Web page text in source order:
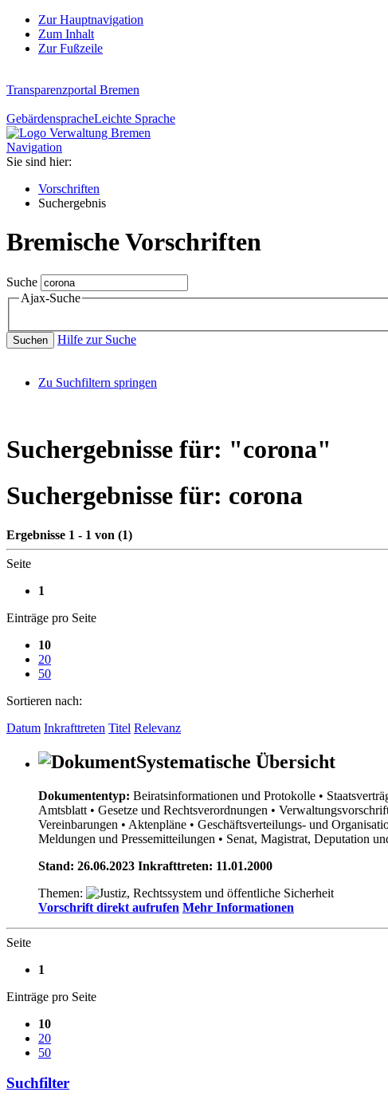
Zur Hauptnavigation
Zum Inhalt
Zur Fußzeile
Transparenzportal Bremen
GebärdenspracheLeichte Sprache
Navigation
Sie sind hier:
Vorschriften
Suchergebnis
Bremische Vorschriften
Suche
Ajax-Suche
Suchen Hilfe zur Suche
Zu Suchfiltern springen
Suchergebnisse für: "corona"
Suchergebnisse für: corona
Ergebnisse 1 - 1 von (1)
Seite
1
Einträge pro Seite
10
20
50
Sortieren nach:
Datum Inkrafttreten Titel Relevanz
Systematische Übersicht
Dokumententyp: Beiratsinformationen und Protokolle •
Amtsblatt • Gesetze und Rechtsverordnungen •
Vereinbarungen • Aktenpläne • Geschäftsverteilungs- und
Meldungen und Pressemitteilungen • Senat, Magistrat, Deputation
Stand: 26.06.2023 Inkrafttreten: 11.01.2000
Themen:
Vorschrift direkt aufrufen Mehr Informationen
Seite
1
Einträge pro Seite
10
20
50
Suchfilter